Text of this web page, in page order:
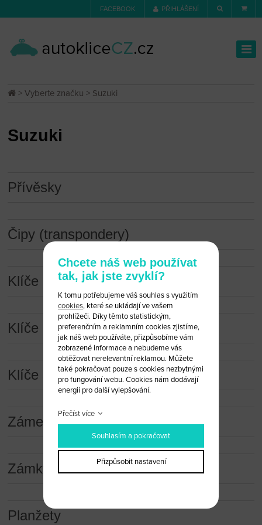
FACEBOOK PŘIHLÁŠENÍ
>Vyberte značku > Suzuki
Suzuki
Přívěsky
Čipy (transpondery)
Klíče a dálková ovládání
Klíče a dálková ovládání (obaly)
Klíče s čipem
Zámečnické nástroje
Zámky
Planžety
Chcete náš web používat
tak, jak jste zvyklí?
K tomu potřebujeme váš souhlas s využitím
cookies, které se ukládají ve vašem
prohlížeči. Díky těmto statistickým,
preferenčním a reklamním cookies zjistíme,
jak náš web používáte, přizpůsobíme vám
zobrazené informace a nebudeme vás
obtěžovat nerelevantní reklamou. Můžete
také pokračovat pouze s cookies nezbytnými
pro fungování webu. Cookies nám dodávají
energii pro další vylepšování.
Přečíst více
Souhlasím a pokračovat
Přizpůsobit nastavení